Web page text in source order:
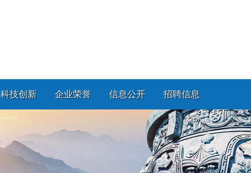
科技创新 企业荣誉 信息公开 招聘信息